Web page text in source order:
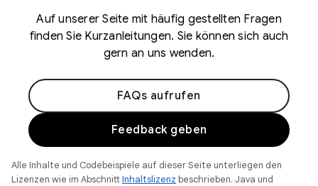
Auf unserer Seite mit häufig gestellten Fragen
finden Sie Kurzanleitungen. Sie können sich auch
gern an uns wenden.
FAQs aufrufen
Feedback geben
Alle Inhalte und Codebeispiele auf dieser Seite unterliegen den
Lizenzen wie im AbschnittInhaltslizenz beschrieben. Java und